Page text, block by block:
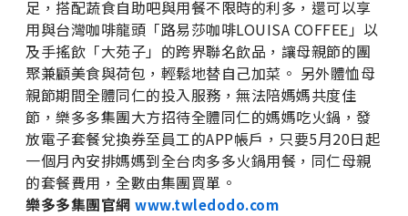
足，搭配蔬食自助吧與用餐不限時的利多，還可以享
用與台灣咖啡龍頭「路易莎咖啡LOUISA COFFEE」以
及手搖飲「大苑子」的跨界聯名飲品，讓母親節的團
聚兼顧美食與荷包，輕鬆地替自己加菜。 另外體恤母
親節期間全體同仁的投入服務，無法陪媽媽共度佳
節，樂多多集團大方招待全體同仁的媽媽吃火鍋，發
放電子套餐兌換券至員工的APP帳戶，只要5月20日起
一個月內安排媽媽到全台肉多多火鍋用餐，同仁母親
的套餐費用，全數由集團買單。
樂多多集團官網 www.twledodo.com